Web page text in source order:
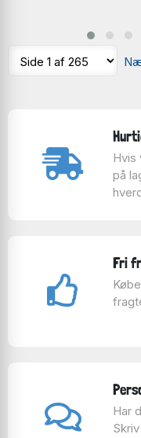
ud på billedet!
Hvis
på
Fri
Har